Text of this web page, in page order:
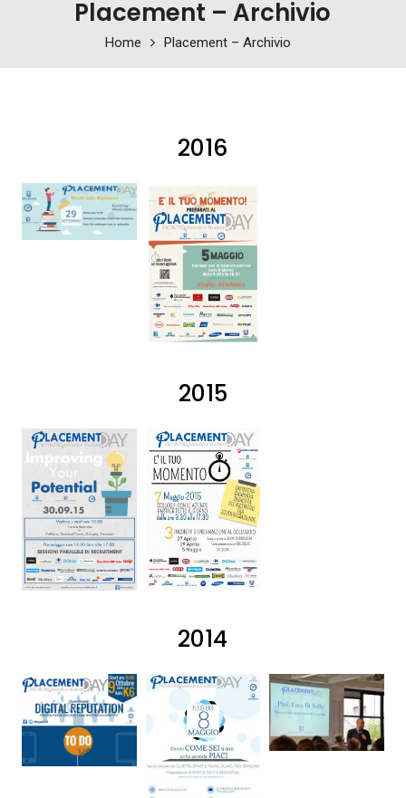
Placement – Archivio
Home Placement – Archivio
2016
2015
2014